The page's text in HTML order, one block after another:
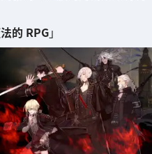
的 RPG」